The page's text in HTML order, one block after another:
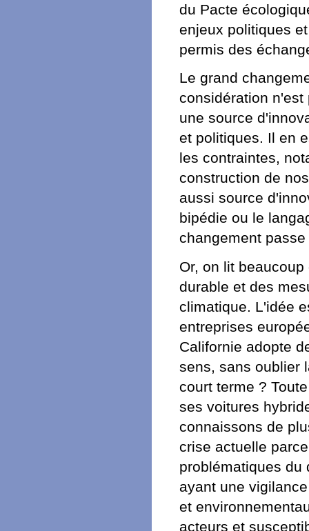
du Pacte
enjeux politiques
permis des
Le grand
considération
une source
et politiques. Il en
les contraintes,
construction de
aussi source
bipédie ou le
changement
Or, on lit
durable et des
climatique. L'idée
entreprises
Californie adopte
sens, sans oublier
court terme ?
ses voitures
connaissons de
crise actuelle
problématiques du
ayant une
et
acteurs et